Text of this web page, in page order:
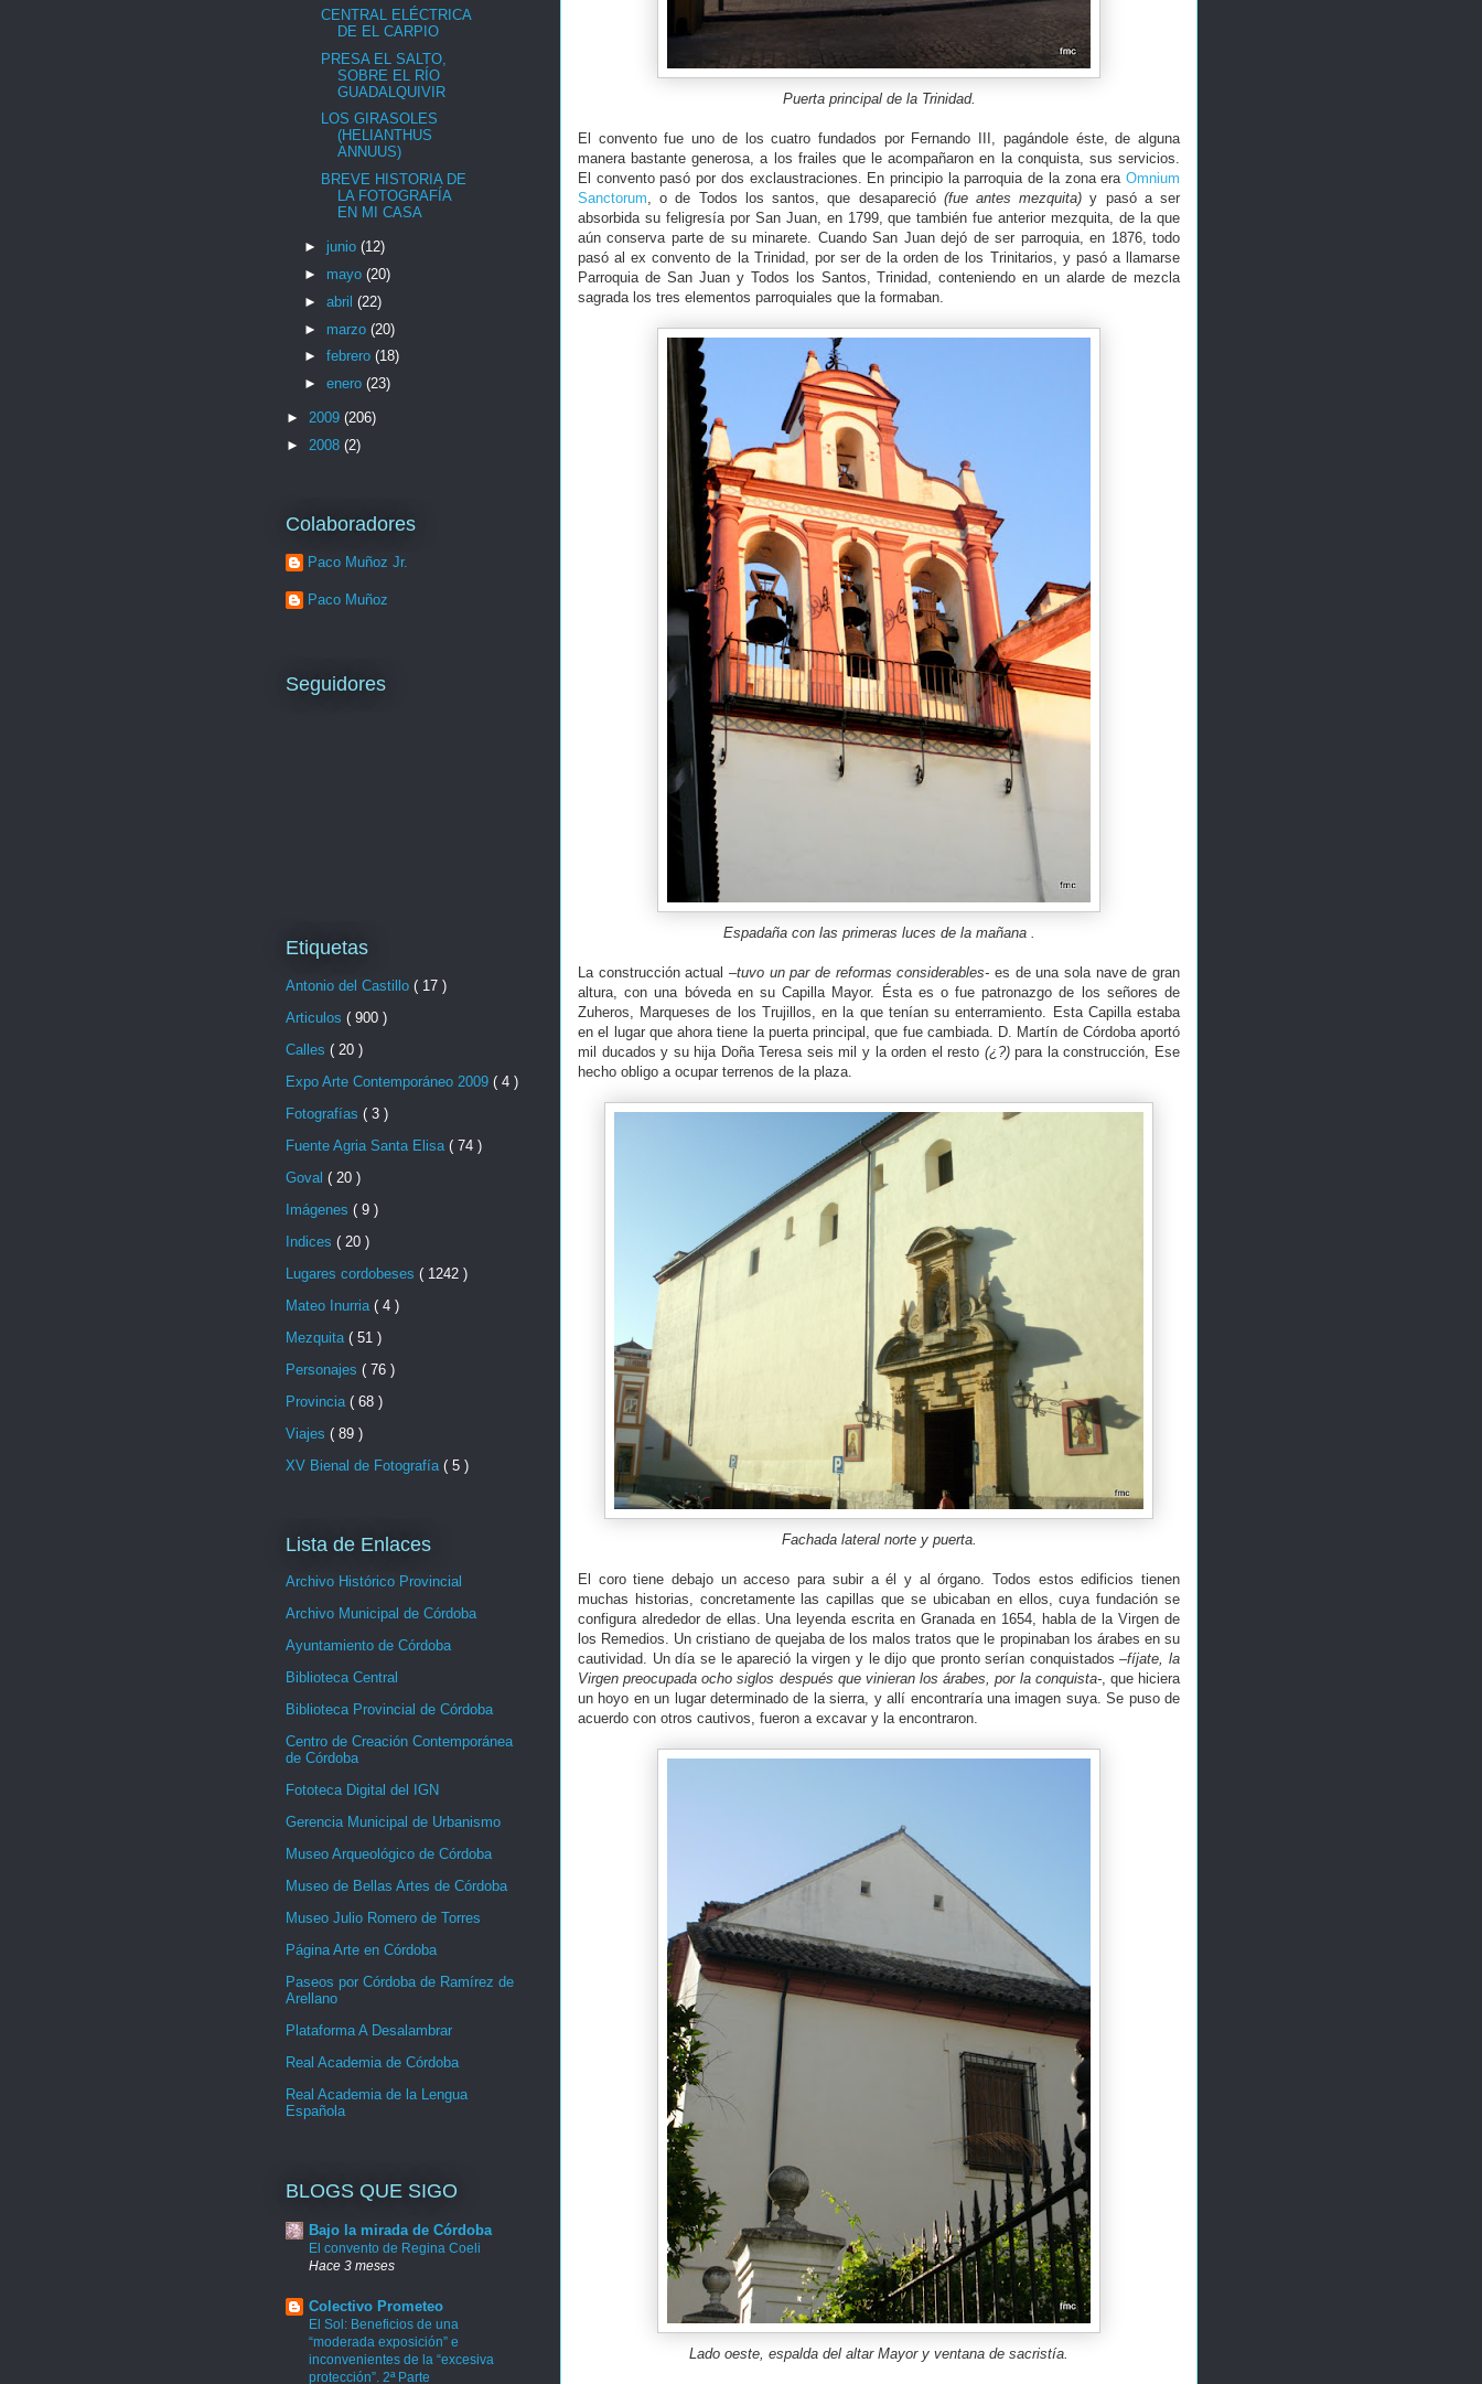
Puerta principal de la Trinidad.
El convento fue uno de los cuatro fundados por Fernando III, pagándole éste, de alguna
manera bastante generosa, a los frailes que le acompañaron en la conquista, sus servicios.
El convento pasó por dos exclaustraciones. En principio la parroquia de la zona era Omnium
Sanctorum, o de Todos los santos, que desapareció (fue antes mezquita)y pasó a ser
absorbida su feligresía por San Juan, en 1799, que también fue anterior mezquita, de la que
aún conserva parte de su minarete. Cuando San Juan dejó de ser parroquia, en 1876, todo
pasó al ex convento de la Trinidad, por ser de la orden de los Trinitarios, y pasó a llamarse
Parroquia de San Juan y Todos los Santos, Trinidad, conteniendo en un alarde de mezcla
sagrada los tres elementos parroquiales que la formaban.
Espadaña con las primeras luces de la mañana .
La construcción actual –tuvo un par de reformas considerables- es de una sola nave de gran
altura, con una bóveda en su Capilla Mayor. Ésta es o fue patronazgo de los señores de
Zuheros, Marqueses de los Trujillos, en la que tenían su enterramiento. Esta Capilla estaba
en el lugar que ahora tiene la puerta principal, que fue cambiada. D. Martín de Córdoba aportó
mil ducados y su hija Doña Teresa seis mil y la orden el resto (¿?)para la construcción, Ese
hecho obligo a ocupar terrenos de la plaza.
Fachada lateral norte y puerta.
El coro tiene debajo un acceso para subir a él y al órgano. Todos estos edificios tienen
muchas historias, concretamente las capillas que se ubicaban en ellos, cuya fundación se
configura alrededor de ellas. Una leyenda escrita en Granada en 1654, habla de la Virgen de
los Remedios. Un cristiano de quejaba de los malos tratos que le propinaban los árabes en su
cautividad. Un día se le apareció la virgen y le dijo que pronto serían conquistados–fíjate, la
Virgen preocupada ocho siglos después que vinieran los árabes, por la conquista-, que hiciera
un hoyo en un lugar determinado de la sierra, y allí encontraría una imagen suya. Se puso de
acuerdo con otros cautivos, fueron a excavar y la encontraron.
Lado oeste, espalda del altar Mayor y ventana de sacristía.
CENTRAL ELÉCTRICA
DE EL CARPIO
PRESA EL SALTO,
SOBRE EL RÍO
GUADALQUIVIR
LOS GIRASOLES
(HELIANTHUS
ANNUUS)
BREVE HISTORIA DE
LA FOTOGRAFÍA
EN MI CASA
► junio (12)
► mayo (20)
► abril (22)
► marzo (20)
► febrero (18)
► enero (23)
► 2009 (206)
► 2008 (2)
Colaboradores
Paco Muñoz Jr.
Paco Muñoz
Seguidores
Etiquetas
Antonio del Castillo ( 17 )
Articulos ( 900 )
Calles ( 20 )
Expo Arte Contemporáneo 2009 ( 4 )
Fotografías ( 3 )
Fuente Agria Santa Elisa ( 74 )
Goval ( 20 )
Imágenes ( 9 )
Indices ( 20 )
Lugares cordobeses ( 1242 )
Mateo Inurria ( 4 )
Mezquita ( 51 )
Personajes ( 76 )
Provincia ( 68 )
Viajes ( 89 )
XV Bienal de Fotografía ( 5 )
Lista de Enlaces
Archivo Histórico Provincial
Archivo Municipal de Córdoba
Ayuntamiento de Córdoba
Biblioteca Central
Biblioteca Provincial de Córdoba
Centro de Creación Contemporánea
de Córdoba
Fototeca Digital del IGN
Gerencia Municipal de Urbanismo
Museo Arqueológico de Córdoba
Museo de Bellas Artes de Córdoba
Museo Julio Romero de Torres
Página Arte en Córdoba
Paseos por Córdoba de Ramírez de
Arellano
Plataforma A Desalambrar
Real Academia de Córdoba
Real Academia de la Lengua
Española
BLOGS QUE SIGO
Bajo la mirada de Córdoba
El convento de Regina Coeli
Hace 3 meses
Colectivo Prometeo
El Sol: Beneficios de una
“moderada exposición” e
inconvenientes de la “excesiva
protección”. 2ª Parte